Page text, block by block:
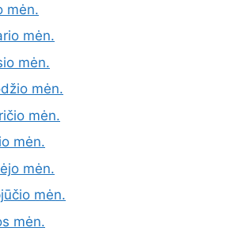
mėn.
mėn.
mėn.
mėn.
mėn.
mėn.
mėn.
mėn.
mėn.